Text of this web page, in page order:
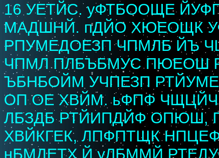
16 УЕТЙС. уФТБООЩЕ
МАДШНЙ. пДЙО ХЮЕОЩК
РПУМЕДОЕЗП ЧПМЛБ ЙЪ
ЧПМЛ ПЛБЪБМУС ПЮЕОШ
ЪБНБОЙМ УЧПЕЗП
ОП ОЕ ХВЙМ. ьФПФ
ЛБЗДБ РТЙИПДЙФ
ХВЙКГЕК, ЛПФПТЩК
нБМДЕТХ Й уЛБММЙ